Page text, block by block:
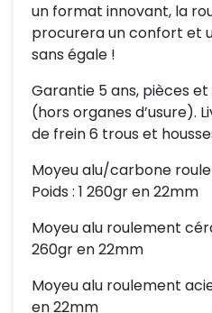
un format innovant, la
procurera un confort et
sans égale !
Garantie 5 ans, pièces
(hors organes d’usure).
de frein 6 trous et
Moyeu alu/carbone
Poids : 1 260gr en 22mm
Moyeu alu roulement
260gr en 22mm
Moyeu alu roulement
en 22mm